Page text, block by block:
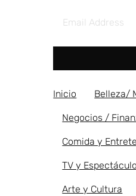
Inicio Belleza/
Negocios /
Comida y
TV y
Arte y Cultura